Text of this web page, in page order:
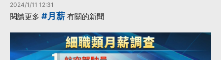
2024/1/11 12:31
閱讀更多 #月薪 有關的新聞